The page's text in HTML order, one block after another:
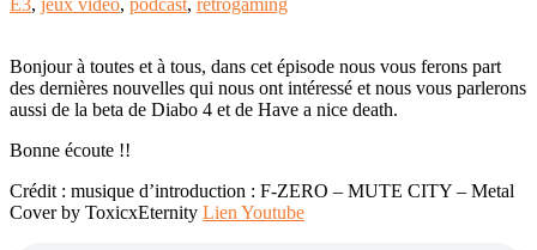
E3, jeux video, podcast, retrogaming
Bonjour à toutes et à tous, dans cet épisode nous vous ferons part
des dernières nouvelles qui nous ont intéressé et nous vous parlerons
aussi de la beta de Diabo 4 et de Have a nice death.
Bonne écoute !!
Crédit : musique d’introduction : F-ZERO – MUTE CITY – Metal
Cover by ToxicxEternity Lien Youtube